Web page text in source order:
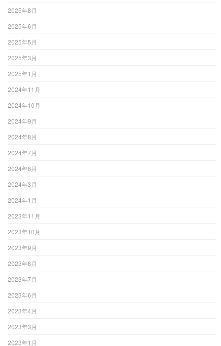
2025年8月
2025年6月
2025年5月
2025年3月
2025年1月
2024年11月
2024年10月
2024年9月
2024年8月
2024年7月
2024年6月
2024年3月
2024年1月
2023年11月
2023年10月
2023年9月
2023年8月
2023年7月
2023年6月
2023年4月
2023年3月
2023年1月